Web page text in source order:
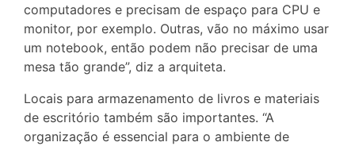
computadores e precisam de espaço para CPU e
monitor, por exemplo. Outras, vão no máximo usar
um notebook, então podem não precisar de uma
mesa tão grande”, diz a arquiteta.
Locais para armazenamento de livros e materiais
de escritório também são importantes. “A
organização é essencial para o ambiente de